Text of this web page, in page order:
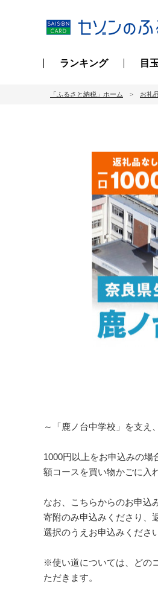
ランキング 目
「ふるさと納税」ホーム お礼
～「鹿ノ台中学校」を支え
1000円以上をお申込みの
額コースを買い物かごに入
なお、こちらからのお申込
寄附のみ申込みくださり、
選択のうえお申込みください
※使い道については、どの
ただきます。